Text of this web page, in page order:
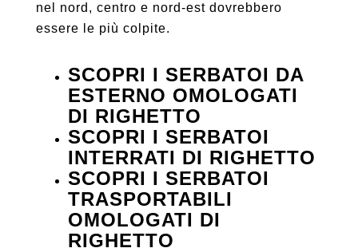
nel nord, centro e nord-est dovrebbero
essere le più colpite.
SCOPRI I SERBATOI DA
ESTERNO OMOLOGATI
DI RIGHETTO
SCOPRI I SERBATOI
INTERRATI DI RIGHETTO
SCOPRI I SERBATOI
TRASPORTABILI
OMOLOGATI DI
RIGHETTO